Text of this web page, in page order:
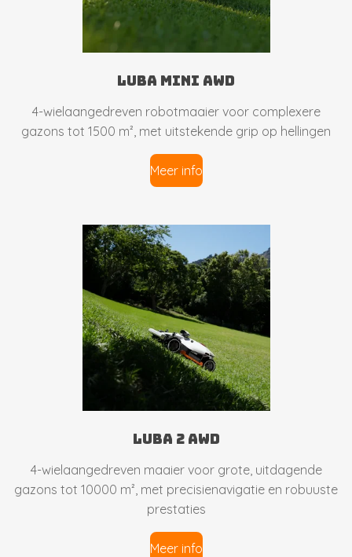
luba mini awd
4-wielaangedreven robotmaaier voor complexere
gazons tot 1500 m², met uitstekende grip op hellingen
Meer info
luba 2 awd
4-wielaangedreven maaier voor grote, uitdagende
gazons tot 10000 m², met precisienavigatie en robuuste
prestaties
Meer info